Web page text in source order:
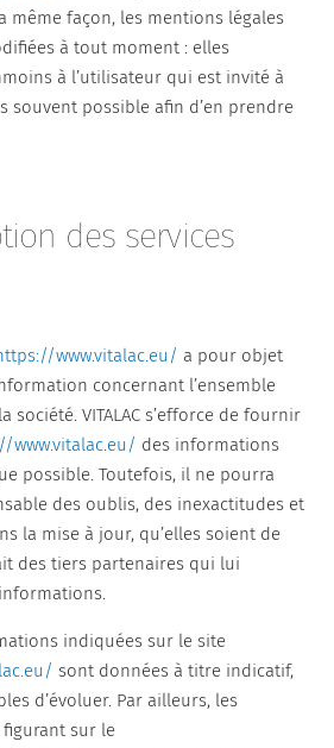
la même façon, les mentions légales
à tout moment : elles
à l’utilisateur qui est invité à
souvent possible afin d’en prendre
des services
www.vitalac.eu/ a pour objet
concernant l’ensemble
société. VITALAC s’efforce de fournir
www.vitalac.eu/ des informations
possible. Toutefois, il ne pourra
des oublis, des inexactitudes et
la mise à jour, qu’elles soient de
des tiers partenaires qui lui
indiquées sur le site
sont données à titre indicatif,
d’évoluer. Par ailleurs, les
sur le